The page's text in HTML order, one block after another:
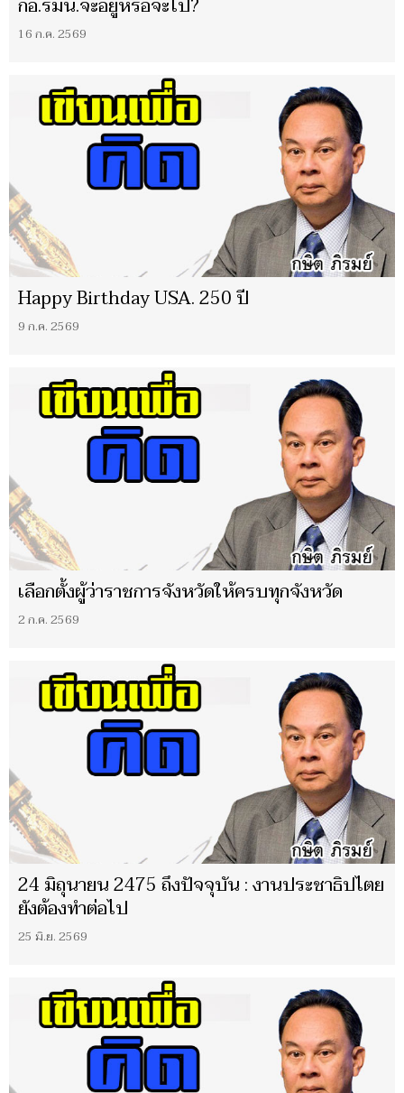
16 ก.ค. 2569
Happy Birthday USA. 250 ปี
9 ก.ค. 2569
เลือกตั้งผู้ว่าราชการจังหวัดให้ครบทุกจังหวัด
2 ก.ค. 2569
24 มิถุนายน 2475 ถึงปัจจุบัน : งานประชาธิปไตย
ยังต้องทำต่อไป
25 มิ.ย. 2569